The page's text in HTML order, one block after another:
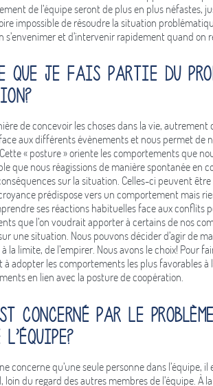
de l’équipe seront de plus en plus néfastes,
impossible de résoudre la situation
s’envenimer et d’intervenir rapidement quand on
que je fais partie du
de concevoir les choses dans la vie,
aux différents évènements et nous permet de
« posture » oriente les comportements que
que nous réagissions de manière spontanée en
sur la situation. Celles-ci peuvent
prédispose vers un comportement mais
ses réactions habituelles face aux conflits
que l’on voudrait apporter à certains de nos
une situation. Nous pouvons décider d’agir de
la limite, de l’empirer. Nous avons le choix! Pour
adopter les comportements les plus favorables à
en lien avec la posture de coopération.
concerné par le
concerne qu’une seule personne dans l’équipe,
loin du regard des autres membres de l’équipe. À